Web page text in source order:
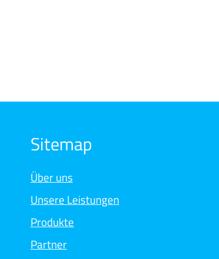
Sitemap
Über uns
Unsere Leistungen
Produkte
Partner